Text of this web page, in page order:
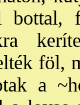
bottal,
föl,
a